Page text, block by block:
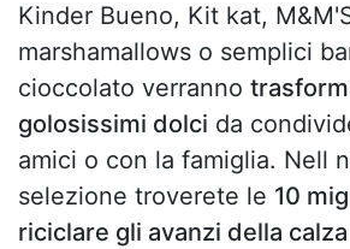
Kinder Bueno, Kit kat,
marshamallows o semplici
cioccolato verranno
golosissimi dolci da
amici o con la famiglia. Nell
selezione troverete le 10
riciclare gli avanzi della